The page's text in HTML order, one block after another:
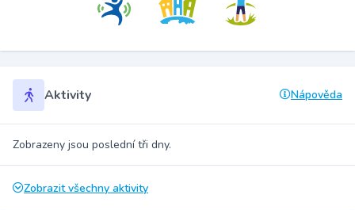
Aktivity Nápověda
Zobrazeny jsou poslední tři dny.
Zobrazit všechny aktivity